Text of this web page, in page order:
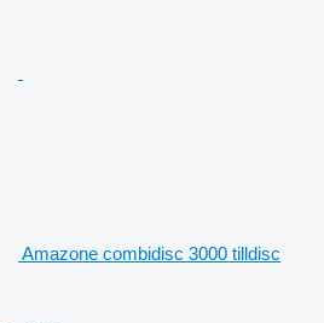
Amazone combidisc 3000 tilldisc